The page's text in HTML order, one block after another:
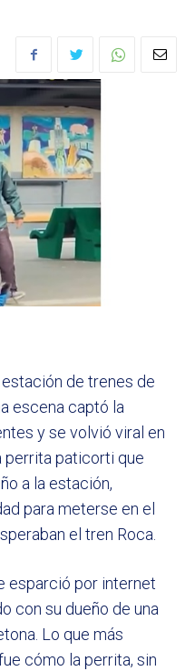
estación de trenes de
escena captó la
y se volvió viral en
perrita paticorti que
a la estación,
para meterse en el
el tren Roca.
esparció por internet
con su dueño de una
Lo que más
cómo la perrita, sin